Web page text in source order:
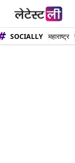
SOCIALLY महाराष्ट्र